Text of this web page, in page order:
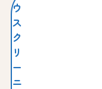
ウ
ス
ク
リ
ー
ニ